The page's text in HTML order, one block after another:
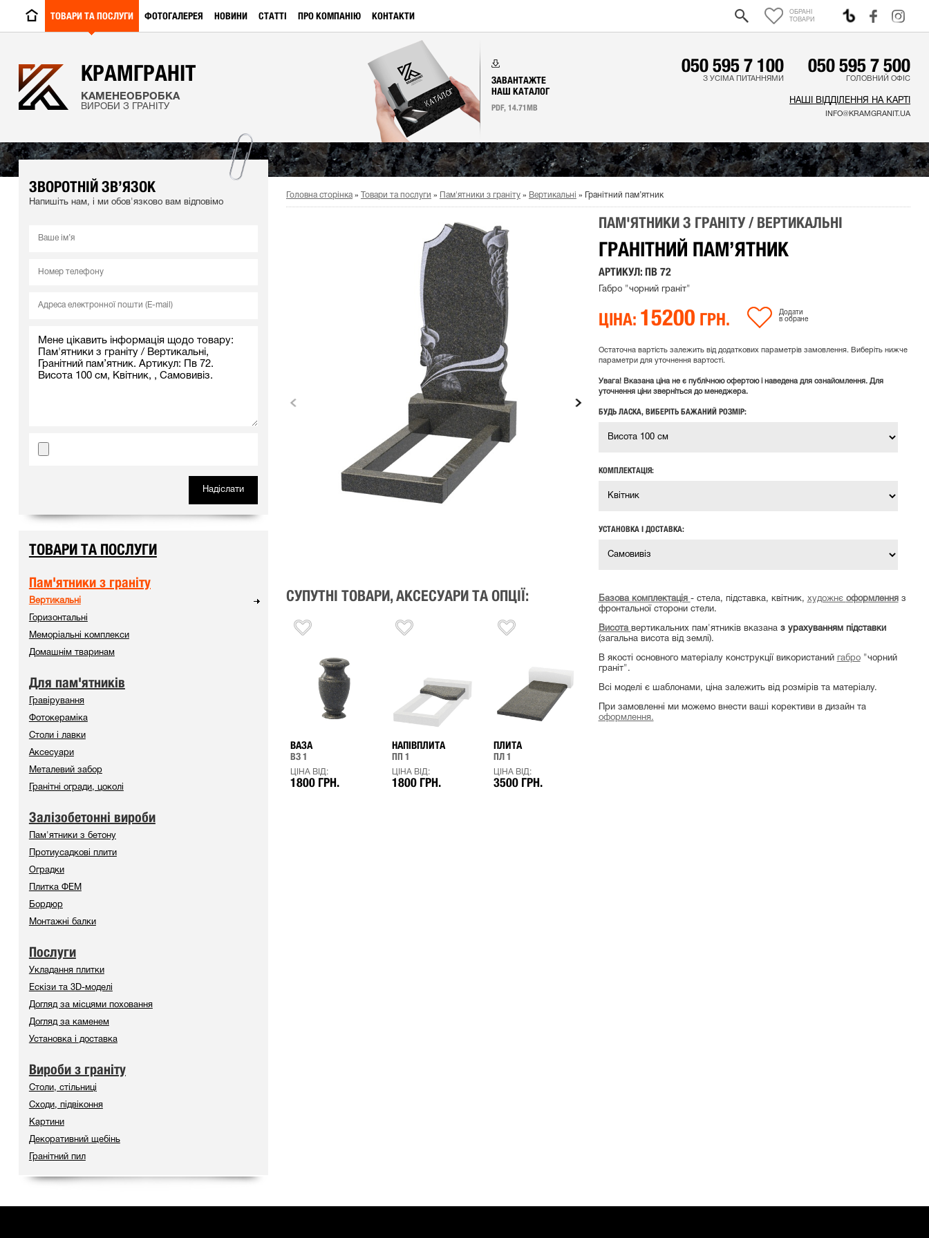
ТОВАРИ ТА ПОСЛУГИ ФОТОГАЛЕРЕЯ НОВИНИ СТАТТІ ПРО КОМПАНІЮ КОНТАКТИ
ОБРАНІ
ТОВАРИ
КРАМГРАНІТ
КАМЕНЕОБРОБКА
ВИРОБИ З ГРАНІТУ
050 595 7 500
ГОЛОВНИЙ ОФІС
050 595 7 100
З УСІМА ПИТАННЯМИ
НАШІ ВІДДІЛЕННЯ НА КАРТІ
INFO@KRAMGRANIT.UA
ЗАВАНТАЖТЕ
НАШ КАТАЛОГ
PDF, 14.71MB
Головна сторінка» Товари та послуги » Пам'ятники з граніту» Вертикальні » Гранітний пам’ятник
ПАМ'ЯТНИКИ З ГРАНІТУ / ВЕРТИКАЛЬНІ
ГРАНІТНИЙ ПАМ’ЯТНИК
АРТИКУЛ: ПВ 72
Габро "чорний граніт"
ЦІНА: 15200 ГРН.
Додати
в обране
Остаточна вартість залежить від додаткових параметрів замовлення. Виберіть нижче
параметри для уточнення вартості.
Увага! Вказана ціна не є публічною офертою і наведена для ознайомлення. Для
уточнення ціни зверніться до менеджера.
БУДЬ ЛАСКА, ВИБЕРІТЬ БАЖАНИЙ РОЗМІР:
КОМПЛЕКТАЦІЯ:
УСТАНОВКА І ДОСТАВКА:
Базова комплектація - стела, підставка, квітник, художнє оформленняз
фронтальної сторони стели.
Висота вертикальних пам'ятників вказаназ урахуванням підставки
(загальна висота від землі).
В якості основного матеріалу конструкції використаний габро"чорний
граніт".
Всі моделі є шаблонами, ціна залежить від розмірів та матеріалу.
При замовленні ми можемо внести ваші корективи в дизайн та
оформлення.
СУПУТНІ ТОВАРИ, АКСЕСУАРИ ТА ОПЦІЇ:
ВАЗА
ВЗ 1
ЦІНА ВІД:
1800 ГРН.
НАПІВПЛИТА
ПП 1
ЦІНА ВІД:
1800 ГРН.
ПЛИТА
ПЛ 1
ЦІНА ВІД:
3500 ГРН.
ЗВОРОТНІЙ ЗВ’ЯЗОК
Напишіть нам, і ми обов'язково вам відповімо
ТОВАРИ ТА ПОСЛУГИ
Пам'ятники з граніту
Вертикальні
Горизонтальні
Меморіальні комплекси
Домашнім тваринам
Для пам'ятників
Гравірування
Фотокераміка
Столи і лавки
Аксесуари
Металевий забор
Гранітні огради, цоколі
Залізобетонні вироби
Пам'ятники з бетону
Протиусадкові плити
Оградки
Плитка ФЕМ
Бордюр
Монтажні балки
Послуги
Укладання плитки
Ескізи та 3D-моделі
Догляд за місцями поховання
Догляд за каменем
Установка і доставка
Вироби з граніту
Столи, стільниці
Сходи, підвіконня
Картини
Декоративний щебінь
Гранітний пил